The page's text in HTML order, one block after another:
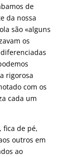
de
da nossa
são «alguns
os
rigorosa
com os
cada um
fica de pé,
outros em
ao